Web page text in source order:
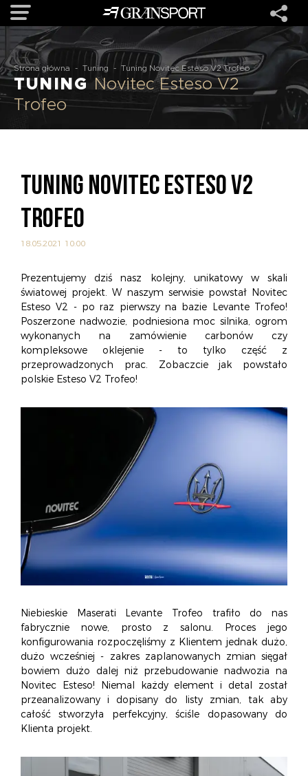
OFERTA
MARKI
O NAS
KONTAKT
OFERTA BLOG
Strona główna - Tuning - Tuning Novitec Esteso V2 Trofeo
TUNING
Novitec Esteso V2
Trofeo
TUNING NOVITEC ESTESO V2
TROFEO
18.05.2021 10:00
Prezentujemy dziś nasz kolejny, unikatowy w skali
światowej projekt. W naszym serwisie powstał Novitec
Esteso V2 - po raz pierwszy na bazie Levante Trofeo!
Poszerzone nadwozie, podniesiona moc silnika, ogrom
wykonanych na zamówienie carbonów czy
kompleksowe oklejenie - to tylko część z
przeprowadzonych prac. Zobaczcie jak powstało
polskie Esteso V2 Trofeo!
Niebieskie Maserati Levante Trofeo trafiło do nas
fabrycznie nowe, prosto z salonu. Proces jego
konfigurowania rozpoczęliśmy z Klientem jednak dużo,
dużo wcześniej - zakres zaplanowanych zmian sięgał
bowiem dużo dalej niż przebudowanie nadwozia na
Novitec Esteso! Niemal każdy element i detal został
przeanalizowany i dopisany do listy zmian, tak aby
całość stworzyła perfekcyjny, ściśle dopasowany do
Klienta projekt.